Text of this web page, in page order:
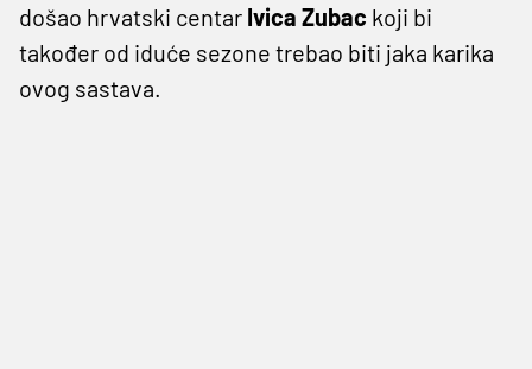
došao hrvatski centar Ivica Zubac koji bi
također od iduće sezone trebao biti jaka karika
ovog sastava.